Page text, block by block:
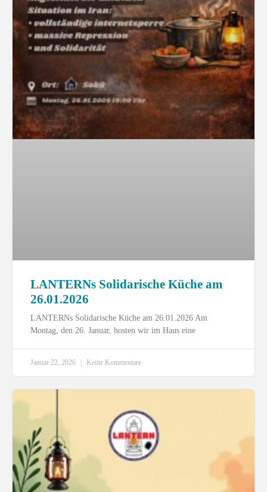
LANTERNs Solidarische Küche am
26.01.2026
LANTERNs Solidarische Küche am 26.01.2026 Am
Montag, den 26. Januar, hosten wir im Haus eine
Januar 22, 2026 Keine Kommentare